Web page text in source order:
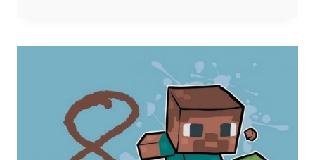
من
كهف
الوحوش
#9
|
9#
MINECRAFT
: